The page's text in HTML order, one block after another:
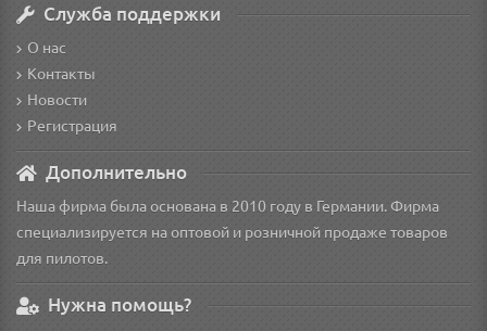
Служба поддержки
О нас
Контакты
Новости
Регистрация
Дополнительно
Наша фирма была основана в 2010 году в Германии. Фирма
специализируется на оптовой и розничной продаже товаров
для пилотов.
Нужна помощь?